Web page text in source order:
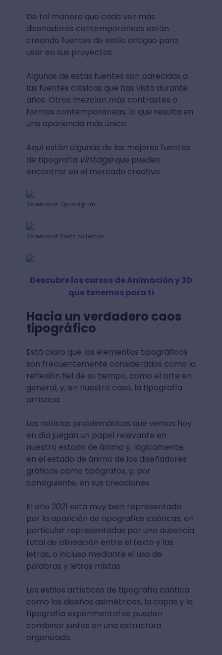
De tal manera que cada vez más
diseñadores contemporáneos están
creando fuentes de estilo antiguo para
usar en sus proyectos.
Algunas de estas fuentes son parecidas a
las fuentes clásicas que has visto durante
años. Otros mezclan más contrastes o
formas contemporáneas, lo que resulta en
una apariencia más única.
Aquí están algunas de las mejores fuentes
de tipografía vintageque puedes
encontrar en el mercado creativo.
Screenshot: Opusnigrum
Screenshot: Fonts collection
Descubre los cursos de Animación y 3D
que tenemos para ti
Hacia un verdadero caos
tipográfico
Está claro que los elementos tipográficos
son frecuentemente considerados como la
reflexión fiel de su tiempo, como el arte en
general, y, en nuestro caso, la tipografía
artística.
Las noticias problemáticas que vemos hoy
en día juegan un papel relevante en
nuestro estado de ánimo y, lógicamente,
en el estado de ánimo de los diseñadores
gráficos como tipógrafos, y, por
consiguiente, en sus creaciones.
El año 2021 está muy bien representado
por la aparición de tipografías caóticas, en
particular representadas por una ausencia
total de alineación entre el texto y las
letras, o incluso mediante el uso de
palabras y letras mixtas.
Los estilos artísticos de tipografía caótica
como los diseños asimétricos, la capas y la
tipografía experimental se pueden
combinar juntos en una estructura
organizada.